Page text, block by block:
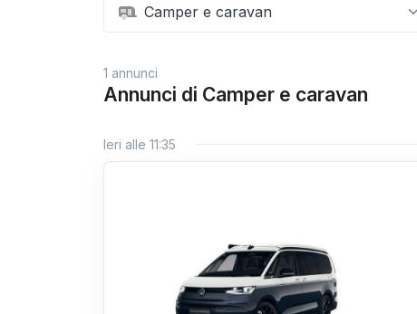
Camper e caravan
1 annunci
Annunci di Camper e caravan
Ieri alle 11:35